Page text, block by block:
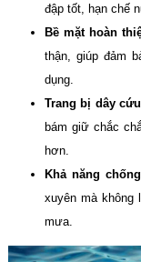
đập tốt, hạn chế
Bề mặt hoàn
thận, giúp đảm
dụng.
Trang bị dây
bám giữ chắc
hơn.
Khả năng
xuyên mà không
mưa.